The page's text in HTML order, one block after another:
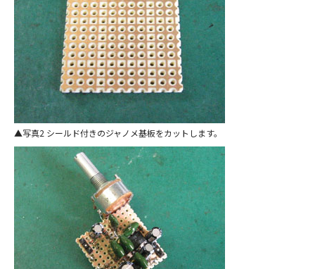
写真2 シールド付きのジャノメ基板をカットします。